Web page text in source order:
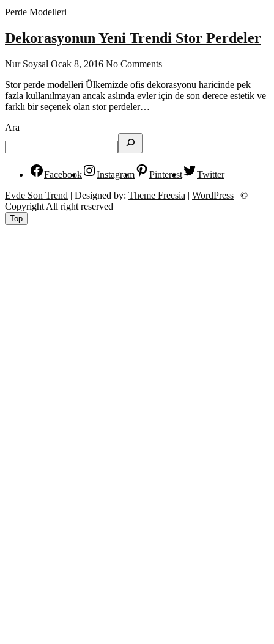
Perde Modelleri
Dekorasyonun Yeni Trendi Stor Perdeler
Nur Soysal Ocak 8, 2016 No Comments
Stor perde modelleri Ülkemizde ofis dekorasyonu haricinde pek
fazla kullanılmayan ancak aslında evler için de son derece estetik ve
farklı bir seçenek olan stor perdeler…
Ara
Facebook Instagram Pinterest
Twitter
Evde Son Trend | Designed by: Theme Freesia | WordPress | ©
Copyright All right reserved
Top